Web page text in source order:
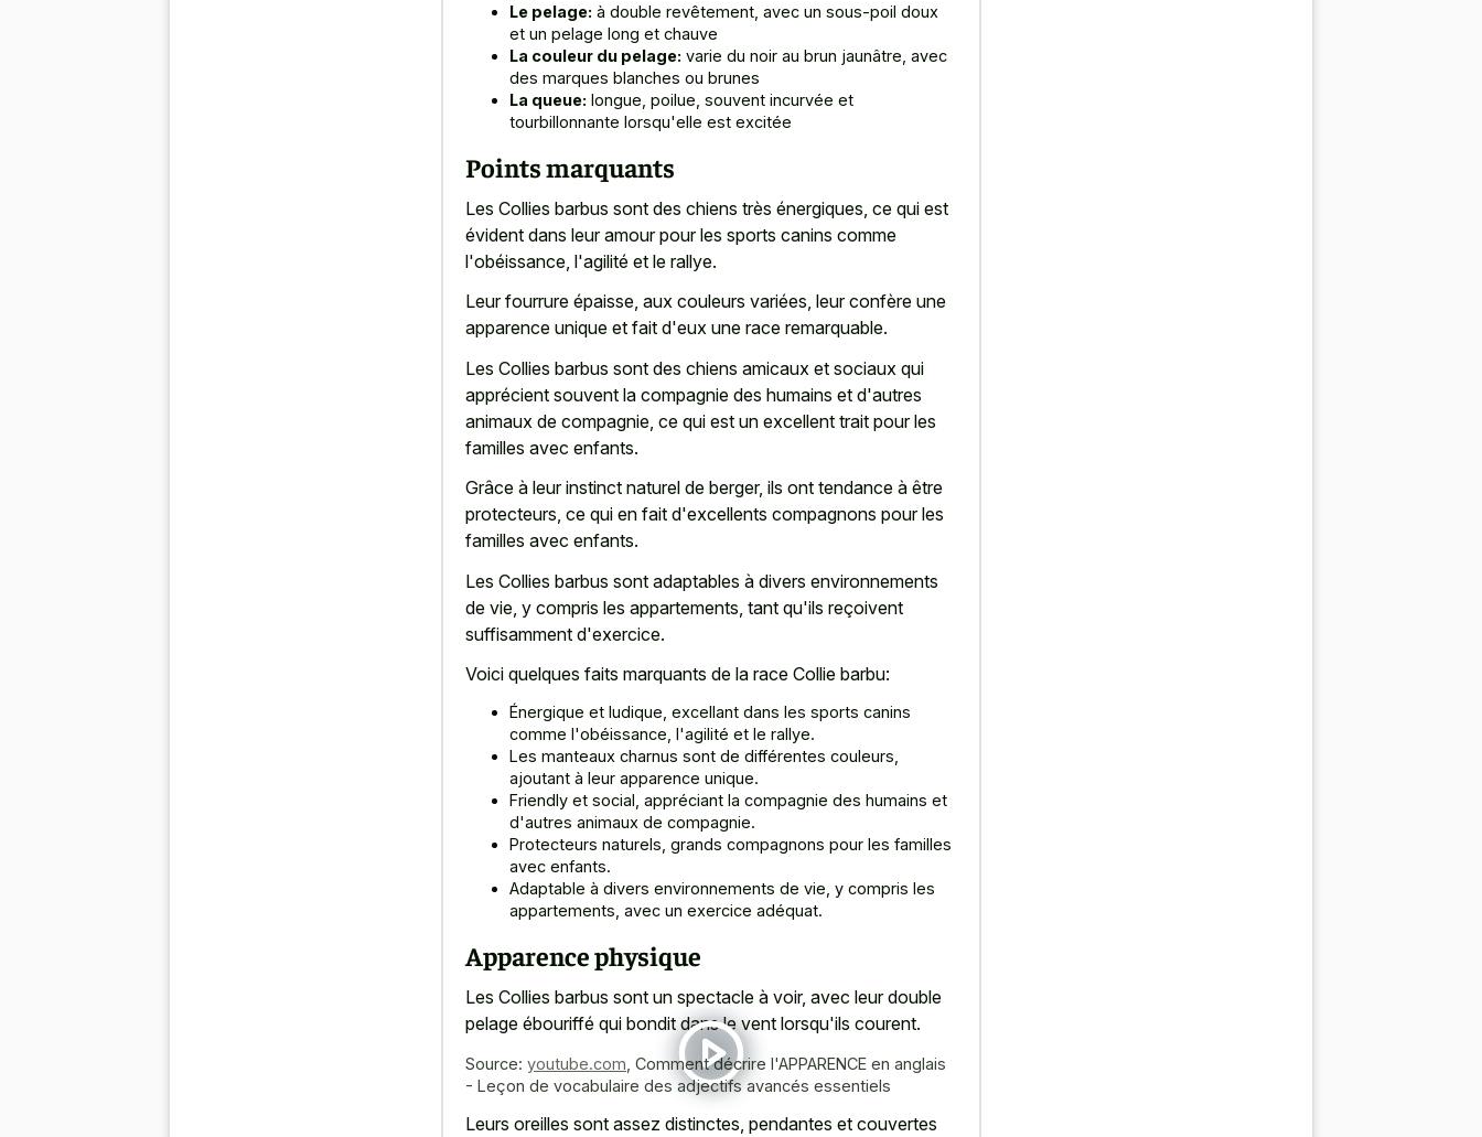
Le pelage: à double revêtement, avec un sous-poil doux
et un pelage long et chauve
La couleur du pelage: varie du noir au brun jaunâtre, avec
des marques blanches ou brunes
La queue: longue, poilue, souvent incurvée et
tourbillonnante lorsqu'elle est excitée
Points marquants
Les Collies barbus sont des chiens très énergiques, ce qui est
évident dans leur amour pour les sports canins comme
l'obéissance, l'agilité et le rallye.
Leur fourrure épaisse, aux couleurs variées, leur confère une
apparence unique et fait d'eux une race remarquable.
Les Collies barbus sont des chiens amicaux et sociaux qui
apprécient souvent la compagnie des humains et d'autres
animaux de compagnie, ce qui est un excellent trait pour les
familles avec enfants.
Grâce à leur instinct naturel de berger, ils ont tendance à être
protecteurs, ce qui en fait d'excellents compagnons pour les
familles avec enfants.
Les Collies barbus sont adaptables à divers environnements
de vie, y compris les appartements, tant qu'ils reçoivent
suffisamment d'exercice.
Voici quelques faits marquants de la race Collie barbu:
Énergique et ludique, excellant dans les sports canins
comme l'obéissance, l'agilité et le rallye.
Les manteaux charnus sont de différentes couleurs,
ajoutant à leur apparence unique.
Friendly et social, appréciant la compagnie des humains et
d'autres animaux de compagnie.
Protecteurs naturels, grands compagnons pour les familles
avec enfants.
Adaptable à divers environnements de vie, y compris les
appartements, avec un exercice adéquat.
Apparence physique
Les Collies barbus sont un spectacle à voir, avec leur double
pelage ébouriffé qui bondit dans le vent lorsqu'ils courent.
Source: youtube.com Comment décrire l'APPARENCE en anglais
- Leçon de vocabulaire des adjectifs avancés essentiels
Leurs oreilles sont assez distinctes, pendantes et couvertes